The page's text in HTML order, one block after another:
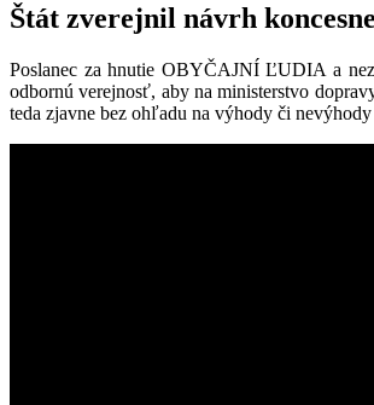
Štát zverejnil návrh
Poslanec za hnutie OBYČAJNÍ ĽUDIA a
odbornú verejnosť, aby na ministerstvo
teda zjavne bez ohľadu na výhody či nevýhody